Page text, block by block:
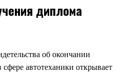
диплома
об окончании
сфере автотеханики открывает